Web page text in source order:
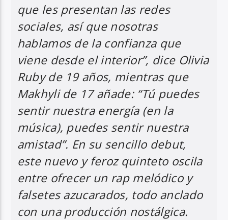
que les presentan las redes
sociales, así que nosotras
hablamos de la confianza que
viene desde el interior”, dice Olivia
Ruby de 19 años, mientras que
Makhyli de 17 añade: “Tú puedes
sentir nuestra energía (en la
música), puedes sentir nuestra
amistad”. En su sencillo debut,
este nuevo y feroz quinteto oscila
entre ofrecer un rap melódico y
falsetes azucarados, todo anclado
con una producción nostálgica.